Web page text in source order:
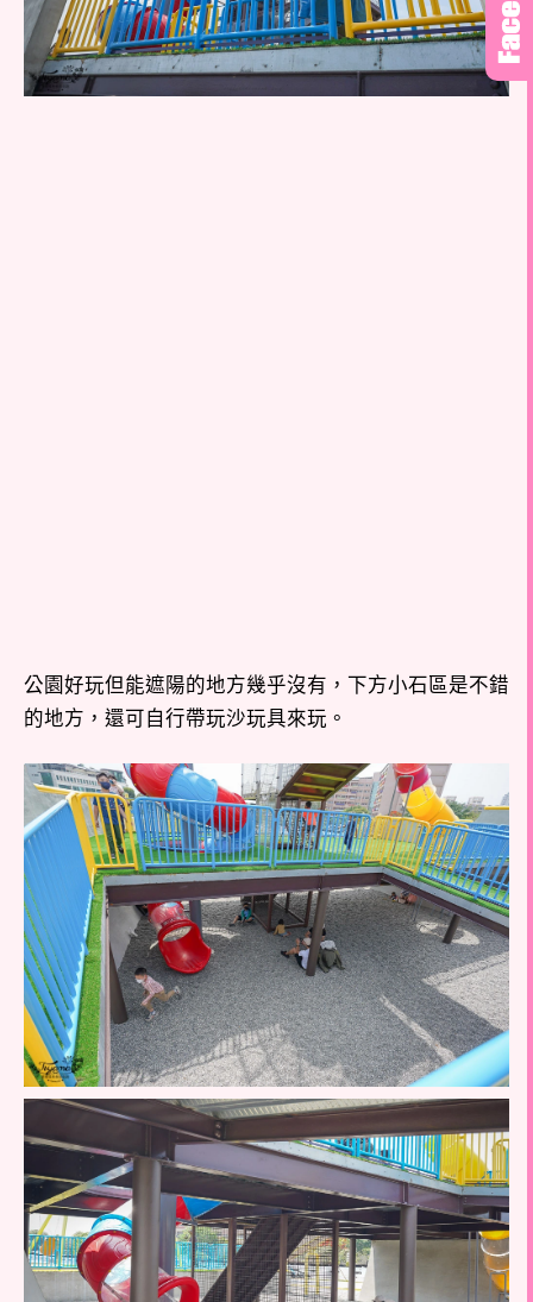
公園好玩但能遮陽的地方幾乎沒有，下方小石區是不錯
的地方，還可自行帶玩沙玩具來玩。